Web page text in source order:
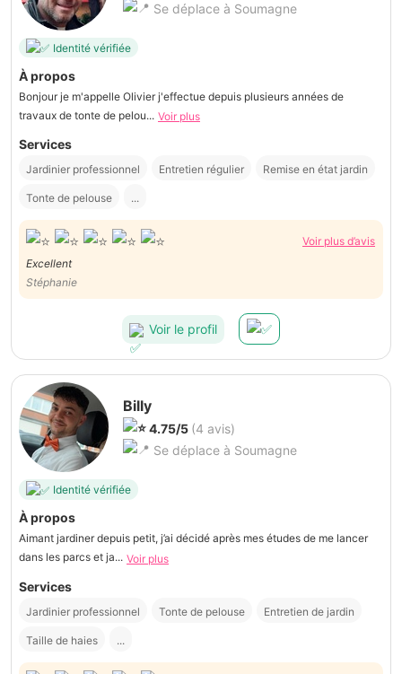
Se déplace à Soumagne
Identité vérifiée
À propos
Bonjour je m'appelle Olivier j'effectue depuis plusieurs années de
travaux de tonte de pelou... Voir plus
Services
Jardinier professionnel Entretien régulier Remise en état jardin
Tonte de pelouse ...
Voir plus d’avis
Excellent
Stéphanie
Voir le profil
Billy
4.75/5 (4 avis)
Se déplace à Soumagne
Identité vérifiée
À propos
Aimant jardiner depuis petit, j’ai décidé après mes études de me lancer
dans les parcs et ja... Voir plus
Services
Jardinier professionnel Tonte de pelouse Entretien de jardin
Taille de haies ...